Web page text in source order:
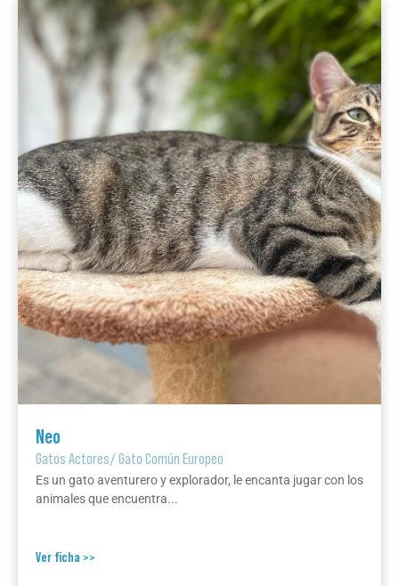
Neo
Gatos Actores/Gato Común Europeo
Es un gato aventurero y explorador, le encanta jugar con los
animales que encuentra...
Ver ficha >>